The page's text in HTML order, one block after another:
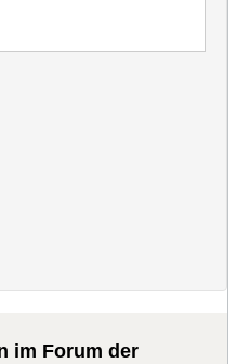
im Forum der